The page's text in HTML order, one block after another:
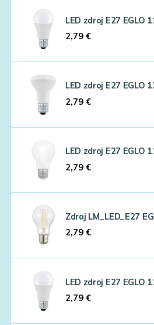
LED zdroj E27 EGLO
2,79 €
LED zdroj E27 EGLO
2,79 €
LED zdroj E27 EGLO
2,79 €
Zdroj LM_LED_E27
2,79 €
LED zdroj E27 EGLO
2,79 €